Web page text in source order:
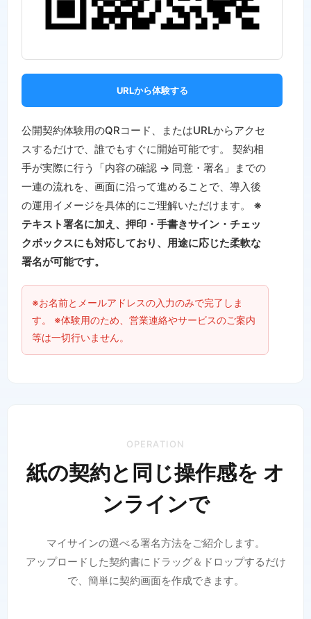
URLから体験する
公開契約体験用のQRコード、またはURLからアクセ
スするだけで、誰でもすぐに開始可能です。 契約相
手が実際に行う「内容の確認 → 同意・署名」までの
一連の流れを、画面に沿って進めることで、導入後
の運用イメージを具体的にご理解いただけます。 ※
テキスト署名に加え、押印・手書きサイン・チェッ
クボックスにも対応しており、用途に応じた柔軟な
署名が可能です。
※お名前とメールアドレスの入力のみで完了しま
す。 ※体験用のため、営業連絡やサービスのご案内
等は一切行いません。
OPERATION
紙の契約と同じ操作感を オ
ンラインで
マイサインの選べる署名方法をご紹介します。
アップロードした契約書にドラッグ＆ドロップするだけ
で、簡単に契約画面を作成できます。